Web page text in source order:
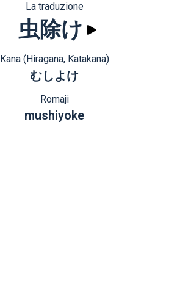
La traduzione
虫除け
Kana (Hiragana, Katakana)
むしよけ
Romaji
mushiyoke